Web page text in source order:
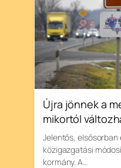
Újra jönnek a
mikortól
Jelentős,
közigazgatási
kormány. A…